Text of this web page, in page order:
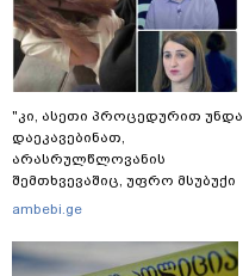
"კი, ასეთი პროცედურით უნდა
დაეკავებინათ,
არასრულწლოვანის
შემთხვევაშიც, უფრო მსუბუქი
ვარიანტი ძნელი
რატომ აღსრულდა განჩინება
ღამე" - იურისტები
ambebi.ge